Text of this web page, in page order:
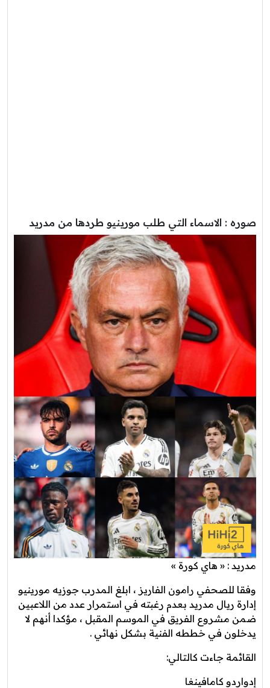
صوره : الاسماء التي طلب مورينيو طردها من مدريد
مدريد : « هاي كورة »
وفقا للصحفي رامون الفاريز ، ابلغ المدرب جوزيه مورينيو
إدارة ريال مدريد بعدم رغبته في استمرار عدد من اللاعبين
ضمن مشروع الفريق في الموسم المقبل ، مؤكدا أنهم لا
يدخلون في خططه الفنية بشكل نهائي .
القائمة جاءت كالتالي:
إدواردو كامافينغا